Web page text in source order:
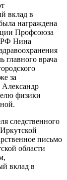
вклад в
награждена
Профсоюза
РФ Нина
главного врача
за
Александр
физики
следственного
письмо
области
вклад в